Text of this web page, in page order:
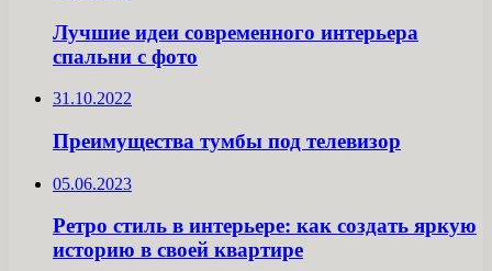
Лучшие идеи современного интерьера
спальни с фото
31.10.2022
Преимущества тумбы под телевизор
05.06.2023
Ретро стиль в интерьере: как создать яркую
историю в своей квартире